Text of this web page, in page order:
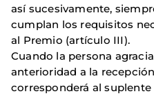
así sucesivamente,
cumplan los requisitos
al Premio (artículo III).
Cuando la persona
anterioridad a la
corresponderá al